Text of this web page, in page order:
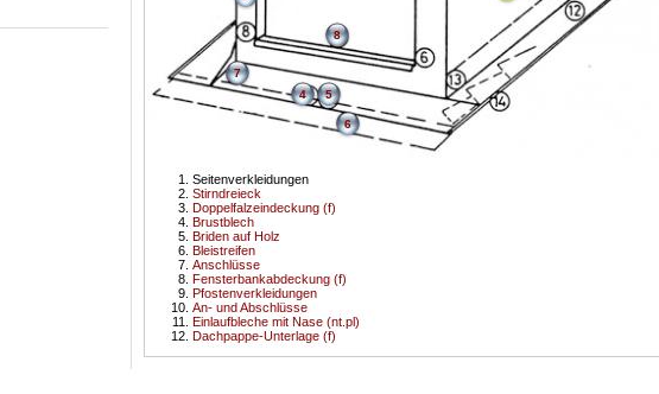
Seitenverkleidungen
Stirndreieck
Doppelfalzeindeckung (f)
Brustblech
4
Briden auf Holz
5
Bleistreifen
6
Anschlüsse
7
Fensterbankabdeckung (f)
8
Pfostenverkleidungen
An- und Abschlüsse
Einlaufbleche mit Nase (nt.pl)
Dachpappe-Unterlage (f)